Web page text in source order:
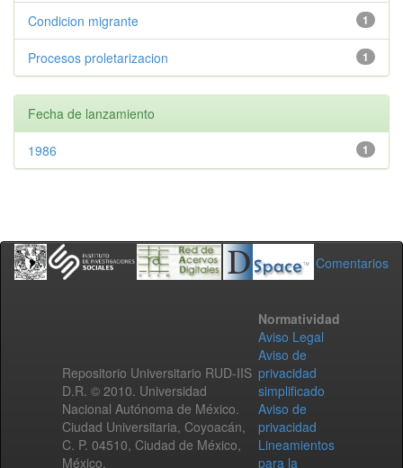
1
Condicion migrante
1
Procesos proletarizacion
Fecha de lanzamiento
1
1986
Comentarios
Repositorio Universitario RUD-IIS
D.R. © 2010. Universidad
Nacional Autónoma de México.
Ciudad Universitaria, Coyoacán,
C. P. 04510, Ciudad de México,
México.
Normatividad
Aviso Legal
Aviso de
privacidad
simplificado
Aviso de
privacidad
Lineamientos
para la